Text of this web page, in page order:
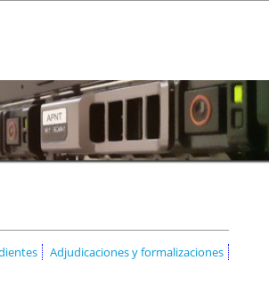
Adjudicaciones y formalizaciones